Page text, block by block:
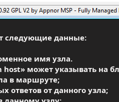
следующие данные:
имя узла.
может указывать на
в маршруте;
ответов от данного узла;